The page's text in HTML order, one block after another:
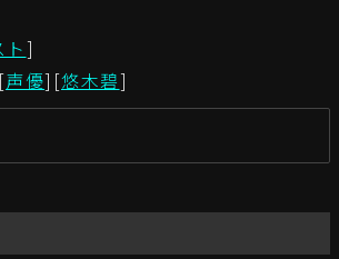
]
声優][悠木碧]